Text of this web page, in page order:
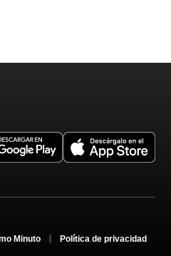
Minuto Política de privacidad